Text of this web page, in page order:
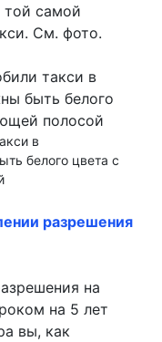
самой
См. фото.
в
белого цвета с
разрешения
на
на 5 лет
вы, как